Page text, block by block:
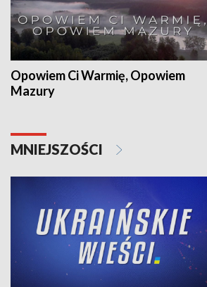
Opowiem Ci Warmię, Opowiem
Mazury
MNIEJSZOŚCI